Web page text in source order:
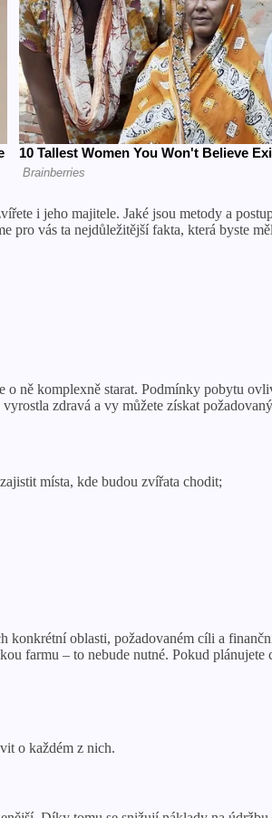
i jeho majitele. Jaké jsou metody a
pro vás ta nejdůležitější fakta, která byste
o ně komplexně starat. Podmínky pobytu
zdravá a vy můžete získat
místa, kde budou zvířata chodit;
konkrétní oblasti, požadovaném cíli a
farmu – to nebude nutné. Pokud
o každém z nich.